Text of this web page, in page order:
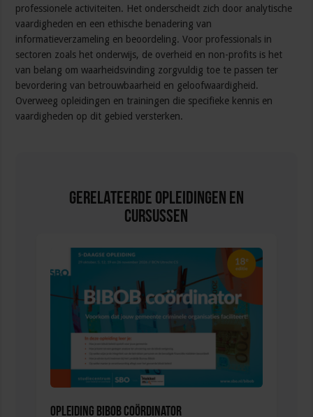
professionele activiteiten. Het onderscheidt zich door analytische
vaardigheden en een ethische benadering van
informatieverzameling en beoordeling. Voor professionals in
sectoren zoals het onderwijs, de overheid en non-profits is het
van belang om waarheidsvinding zorgvuldig toe te passen ter
bevordering van betrouwbaarheid en geloofwaardigheid.
Overweeg opleidingen en trainingen die specifieke kennis en
vaardigheden op dit gebied versterken.
Gerelateerde Opleidingen en
Cursussen
Opleiding Bibob coördinator